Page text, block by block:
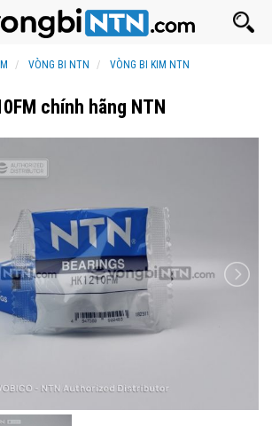
VÒNG BI NTN VÒNG BI KIM NTN
chính hãng NTN